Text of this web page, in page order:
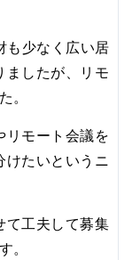
も少なく広い居
ましたが、リモ
。
リモート会議を
けたいというニ
て工夫して募集
。